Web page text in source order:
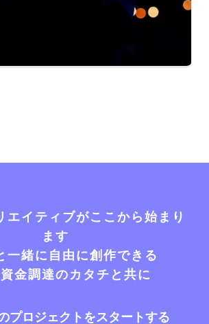
エイティブがここから始まり
ます
一緒に自由に創作できる
金調達のカタチと共に
プロジェクトをスタートする